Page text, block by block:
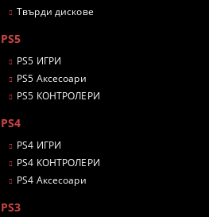
Твърди дискове
PS5
PS5 ИГРИ
PS5 Аксесоари
PS5 КОНТРОЛЕРИ
PS4
PS4 ИГРИ
PS4 КОНТРОЛЕРИ
PS4 Аксесоари
PS3